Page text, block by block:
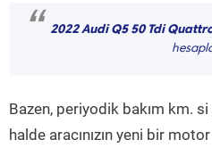
“ 2022 Audi Q5 50 Tdi
Bazen, periyodik bakım km.
halde aracınızın yeni bir